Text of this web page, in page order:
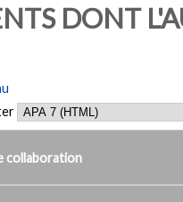
DONT
collaboration